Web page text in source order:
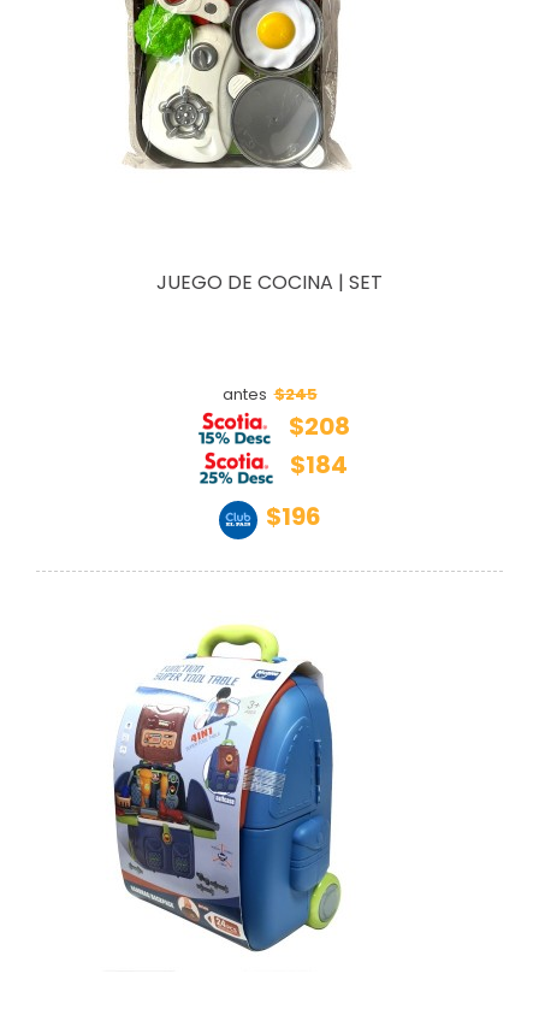
JUEGO DE COCINA | SET
antes $245
$208
$184
$196